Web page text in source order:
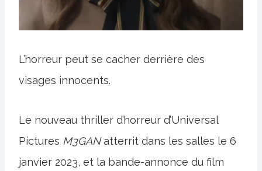
L’horreur peut se cacher derrière des
visages innocents.
Le nouveau thriller d’horreur d’Universal
Pictures M3GANatterrit dans les salles le 6
janvier 2023, et la bande-annonce du film